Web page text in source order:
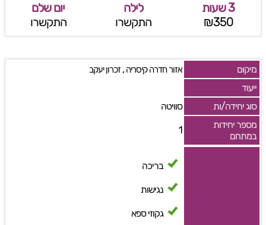
3 שעות
₪350
לילה
התקשרו
יום שלם
התקשרו
מיקום אזור חדרה קיסריה, זכרון יעקב
ייעוד
סוג יחידה/ות
סוויטה
מספר יחידות
במתחם
1
בריכה
נגישות
גקוזי ספא